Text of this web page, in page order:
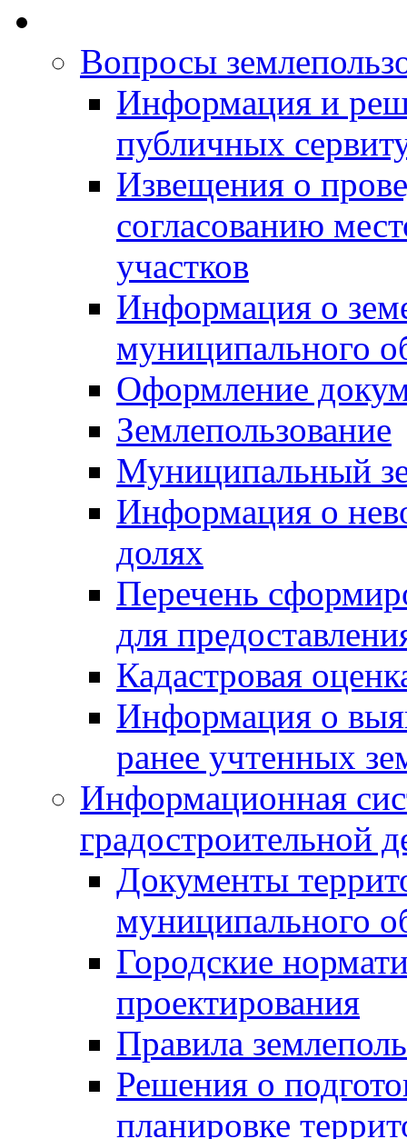
Вопросы
Информация и
публичных
Извещения о
согласованию
участков
Информация о
муниципального
Оформление
Землепользование
Муниципальный
Информация о
долях
Перечень
для
Кадастровая
Информация о
ранее учтенных
Информационная
градостроительной
Документы
муниципального
Городские
проектирования
Правила
Решения о
планировке